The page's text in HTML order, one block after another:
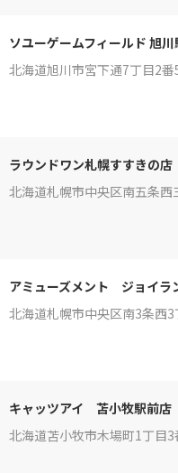
ソユーゲームフィールド 旭
北海道旭川市宮下通7丁目2
ラウンドワン札幌すすきの店
北海道札幌市中央区南五条西
アミューズメント ジョイラ
北海道札幌市中央区南3条西
キャッツアイ 苫小牧駅前店
北海道苫小牧市木場町1丁目3